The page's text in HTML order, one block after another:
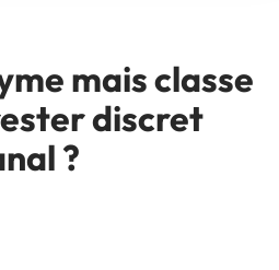
mais classe
discret
?